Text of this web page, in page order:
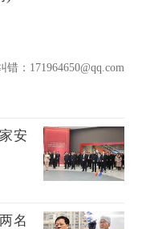
错：171964650@qq.com
安
名